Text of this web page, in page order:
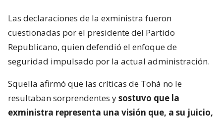
Las declaraciones de la exministra fueron
cuestionadas por el presidente del Partido
Republicano, quien defendió el enfoque de
seguridad impulsado por la actual administración.
Squella afirmó que las críticas de Tohá no le
resultaban sorprendentes ysostuvo que la
exministra representa una visión que, a su juicio,